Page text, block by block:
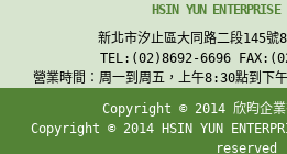
HSIN YUN
新北市汐止區大同路二段145號
TEL:(02)8692-6696
營業時間：周一到周五，上午8:30點到
Copyright © 2014 欣昀企業
Copyright © 2014 HSIN YUN
reserved